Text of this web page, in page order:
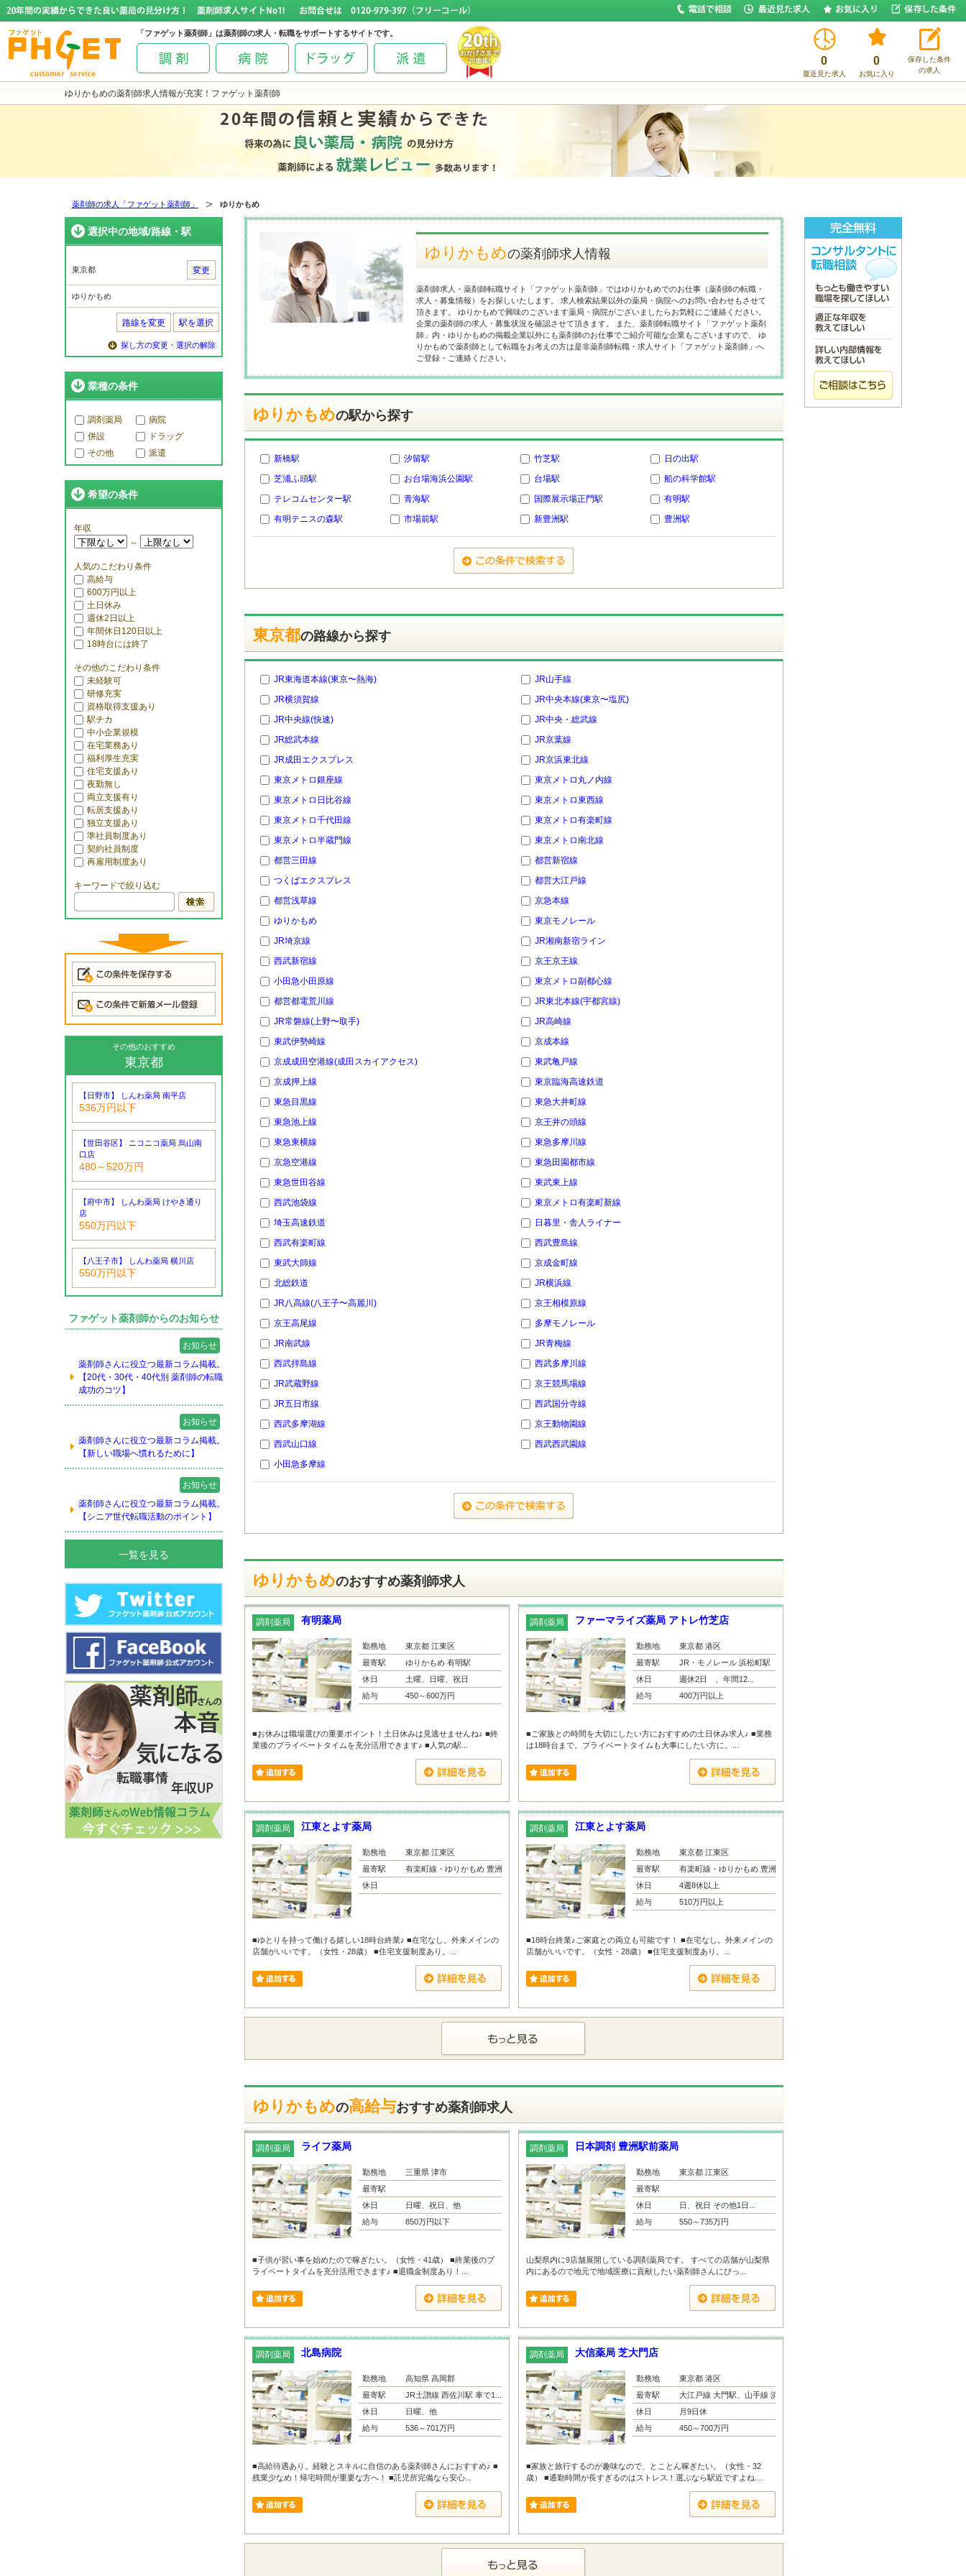
ゆりかもめの薬剤師求人情報が充実！ファゲット薬剤師
「ファゲット薬剤師」は薬剤師の求人・転職をサポートするサイトです。
0
最近見た求人
0
お気に入り
保存した条件
の求人
薬剤師の求人「ファゲット薬剤師」 ゆりかもめ
選択中の地域/路線・駅
東京都 変更
ゆりかもめ
路線を変更 駅を選択
探し方の変更・選択の解除
業種の条件
調剤薬局
病院
併設
ドラッグ
その他
派遣
希望の条件
年収
～
人気のこだわり条件
高給与
600万円以上
土日休み
週休2日以上
年間休日120日以上
18時台には終了
その他のこだわり条件
未経験可
研修充実
資格取得支援あり
駅チカ
中小企業規模
在宅業務あり
福利厚生充実
住宅支援あり
夜勤無し
両立支援有り
転居支援あり
独立支援あり
準社員制度あり
契約社員制度
再雇用制度あり
キーワードで絞り込む
その他のおすすめ
東京都
【日野市】 しんわ薬局 南平店
536万円以下
【世田谷区】 ニコニコ薬局 烏山南
口店
480～520万円
【府中市】 しんわ薬局 けやき通り
店
550万円以下
【八王子市】 しんわ薬局 横川店
550万円以下
ファゲット薬剤師からのお知らせ
お知らせ
薬剤師さんに役立つ最新コラム掲載。
【20代・30代・40代別 薬剤師の転職
成功のコツ】
お知らせ
薬剤師さんに役立つ最新コラム掲載。
【新しい職場へ慣れるために】
お知らせ
薬剤師さんに役立つ最新コラム掲載。
【シニア世代転職活動のポイント】
一覧を見る
ゆりかもめの薬剤師求人情報
薬剤師求人・薬剤師転職サイト「ファゲット薬剤師」ではゆりかもめでのお仕事（薬剤師の転職・
求人・募集情報）をお探しいたします。 求人検索結果以外の薬局・病院へのお問い合わせもさせて
頂きます。 ゆりかもめで興味のございます薬局・病院がございましたらお気軽にご連絡ください。
企業の薬剤師の求人・募集状況を確認させて頂きます。 また、薬剤師転職サイト「ファゲット薬剤
師」内・ゆりかもめの掲載企業以外にも薬剤師のお仕事でご紹介可能な企業もございますので、 ゆ
りかもめで薬剤師として転職をお考えの方は是非薬剤師転職・求人サイト「ファゲット薬剤師」へ
ご登録・ご連絡ください。
ゆりかもめの駅から探す
新橋駅 汐留駅 竹芝駅
日の出駅
芝浦ふ頭駅
お台場海浜公園駅 台場駅
船の科学館駅
テレコムセンター駅
青海駅 国際展示場正門駅
有明駅
有明テニスの森駅
市場前駅 新豊洲駅 豊洲駅
東京都の路線から探す
JR東海道本線(東京〜熱海)
JR山手線
JR横須賀線
JR中央本線(東京〜塩尻)
JR中央線(快速)
JR中央・総武線
JR総武本線
JR京葉線
JR成田エクスプレス
JR京浜東北線
東京メトロ銀座線
東京メトロ丸ノ内線
東京メトロ日比谷線
東京メトロ東西線
東京メトロ千代田線
東京メトロ有楽町線
東京メトロ半蔵門線
東京メトロ南北線
都営三田線
都営新宿線
つくばエクスプレス
都営大江戸線
都営浅草線
京急本線
ゆりかもめ
東京モノレール
JR埼京線
JR湘南新宿ライン
西武新宿線
京王京王線
小田急小田原線
東京メトロ副都心線
都営都電荒川線
JR東北本線(宇都宮線)
JR常磐線(上野〜取手)
JR高崎線
東武伊勢崎線
京成本線
京成成田空港線(成田スカイアクセス)
東武亀戸線
京成押上線
東京臨海高速鉄道
東急目黒線
東急大井町線
東急池上線
京王井の頭線
東急東横線
東急多摩川線
京急空港線
東急田園都市線
東急世田谷線
東武東上線
西武池袋線
東京メトロ有楽町新線
埼玉高速鉄道
日暮里・舎人ライナー
西武有楽町線
西武豊島線
東武大師線
京成金町線
北総鉄道
JR横浜線
JR八高線(八王子〜高麗川)
京王相模原線
京王高尾線
多摩モノレール
JR南武線
JR青梅線
西武拝島線
西武多摩川線
JR武蔵野線
京王競馬場線
JR五日市線
西武国分寺線
西武多摩湖線
京王動物園線
西武山口線
西武西武園線
小田急多摩線
ゆりかもめのおすすめ薬剤師求人
調剤薬局 有明薬局
勤務地
東京都 江東区
最寄駅
ゆりかもめ 有明駅
休日
土曜、日曜、祝日
給与
450～600万円
■お休みは職場選びの重要ポイント！土日休みは見逃せませんね♪ ■終
業後のプライベートタイムを充分活用できます♪ ■人気の駅...
調剤薬局 ファーマライズ薬局 アトレ竹芝店
勤務地
東京都 港区
最寄駅
JR・モノレール 浜松町駅
休日
週休2日 、年間12...
給与
400万円以上
■ご家族との時間を大切にしたい方におすすめの土日休み求人♪ ■業務
は18時台まで。プライベートタイムも大事にしたい方に。...
調剤薬局 江東とよす薬局
勤務地
東京都 江東区
最寄駅
有楽町線・ゆりかもめ 豊洲...
休日
■ゆとりを持って働ける嬉しい18時台終業♪ ■在宅なし。外来メインの
店舗がいいです。（女性・28歳） ■住宅支援制度あり。...
調剤薬局 江東とよす薬局
勤務地
東京都 江東区
最寄駅
有楽町線・ゆりかもめ 豊洲...
休日
4週8休以上
給与
510万円以上
■18時台終業♪ご家庭との両立も可能です！ ■在宅なし。外来メインの
店舗がいいです。（女性・28歳） ■住宅支援制度あり。...
ゆりかもめの高給与おすすめ薬剤師求人
調剤薬局 ライフ薬局
勤務地
三重県 津市
最寄駅
休日
日曜、祝日、他
給与
850万円以下
■子供が習い事を始めたので稼ぎたい。（女性・41歳） ■終業後のプ
ライベートタイムを充分活用できます♪ ■退職金制度あり！...
調剤薬局 日本調剤 豊洲駅前薬局
勤務地
東京都 江東区
最寄駅
休日
日、祝日 その他1日...
給与
550～735万円
山梨県内に9店舗展開している調剤薬局です。 すべての店舗が山梨県
内にあるので地元で地域医療に貢献したい薬剤師さんにぴっ...
調剤薬局 北島病院
勤務地
高知県 高岡郡
最寄駅
JR土讃線 西佐川駅 車で1...
休日
日曜、他
給与
536～701万円
■高給待遇あり。経験とスキルに自信のある薬剤師さんにおすすめ♪ ■
残業少なめ！帰宅時間が重要な方へ！ ■託児所完備なら安心...
調剤薬局 大信薬局 芝大門店
勤務地
東京都 港区
最寄駅
大江戸線 大門駅、山手線 浜...
休日
月9日休
給与
450～700万円
■家族と旅行するのが趣味なので、とことん稼ぎたい。（女性・32
歳） ■通勤時間が長すぎるのはストレス！選ぶなら駅近ですよね...